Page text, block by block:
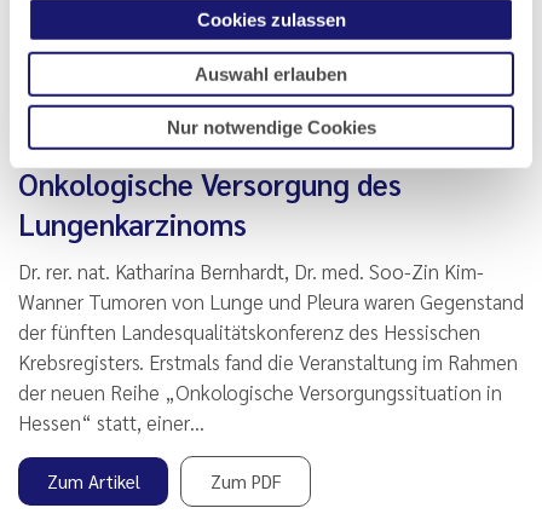
Cookies zulassen
Auswahl erlauben
Nur notwendige Cookies
Daten des Hessischen Krebsregisters aus der
Landesqualitätskonferenz 2023
Onkologische Versorgung des
Lungenkarzinoms
Dr. rer. nat. Katharina Bernhardt, Dr. med. Soo-Zin Kim-
Wanner Tumoren von Lunge und Pleura waren Gegenstand
der fünften Landesqualitätskonferenz des Hessischen
Krebsregisters. Erstmals fand die Veranstaltung im Rahmen
der neuen Reihe „Onkologische Versorgungssituation in
Hessen“ statt, einer…
Zum Artikel Zum PDF